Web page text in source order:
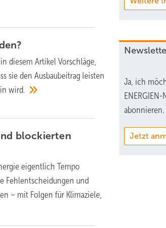
diesem Artikel Vorschläge,
sie den Ausbaubeitrag leisten
wird.
blockierten
eigentlich Tempo
Fehlentscheidungen und
– mit Folgen für Klimaziele,
Ja, ich
abonnieren.
Jetzt